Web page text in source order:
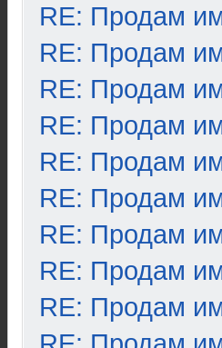
RE: Продам
RE: Продам
RE: Продам
RE: Продам
RE: Продам
RE: Продам
RE: Продам
RE: Продам
RE: Продам